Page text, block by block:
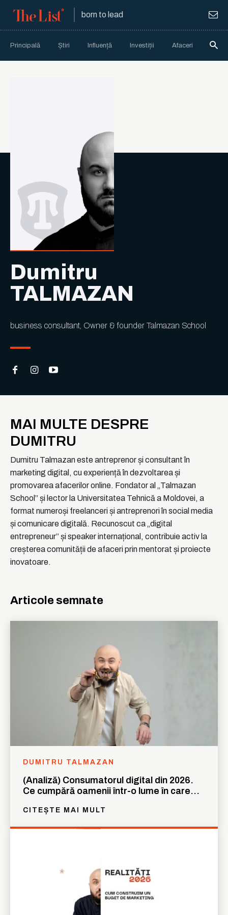
Rămâi conectat la lumea afacerilor și
a ideilor care inspiră.
Rămâi conectat la lumea afacerilor și
a ideilor care inspiră.
born to lead
Principală Știri Influență Investiții Afaceri
Dumitru
TALMAZAN
business consultant, Owner & founder Talmazan School
MAI MULTE DESPRE
DUMITRU
Dumitru Talmazan este antreprenor și consultant în
marketing digital, cu experiență în dezvoltarea și
promovarea afacerilor online. Fondator al „Talmazan
School” și lector la Universitatea Tehnică a Moldovei, a
format numeroși freelanceri și antreprenori în social media
și comunicare digitală. Recunoscut ca „digital
entrepreneur” și speaker internațional, contribuie activ la
creșterea comunității de afaceri prin mentorat și proiecte
inovatoare.
Articole semnate
DUMITRU TALMAZAN
(Analiză) Consumatorul digital din 2026.
Ce cumpără oamenii într-o lume în care
CITEȘTE MAI MULT